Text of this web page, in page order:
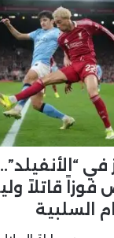
قاتلاً
السلبية